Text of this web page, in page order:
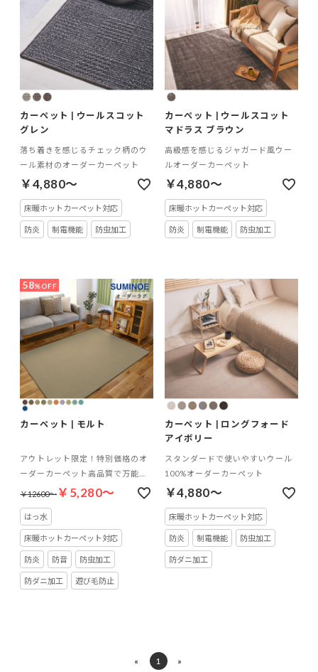
カーペット | ウールスコット
グレン
落ち着きを感じるチェック柄のウ
ール素材のオーダーカーペット
￥4,880～
床暖ホットカーペット対応
防炎 制電機能 防虫加工
カーペット | ウールスコット
マドラス ブラウン
高級感を感じるジャガード風ウー
ルオーダーカーペット
￥4,880～
床暖ホットカーペット対応
防炎 制電機能 防虫加工
58%OFF
カーペット | モルト
アウトレット限定！特別価格のオ
ーダーカーペット高品質で万能な
撥水加工のオーダーカーペット
￥12600～￥5,280～
はっ水
床暖ホットカーペット対応
防炎 防音 防虫加工
防ダニ加工 遊び毛防止
カーペット | ロングフォード
アイボリー
スタンダードで使いやすいウール
100%オーダーカーペット
￥4,880～
床暖ホットカーペット対応
防炎 制電機能 防虫加工
防ダニ加工
« 1 »